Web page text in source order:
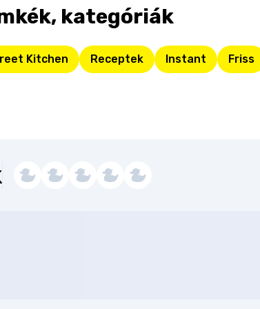
kategóriák
Kitchen Receptek Instant Friss